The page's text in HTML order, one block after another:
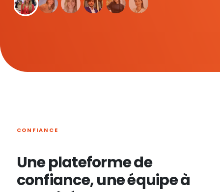
CONFIANCE
Une plateforme de
confiance, une équipe à